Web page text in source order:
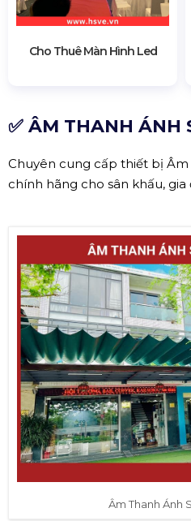
Cho Thuê Màn Hình Led
✅ ÂM THANH ÁNH
Chuyên cung cấp thiết bị
chính hãng cho sân khấu,
Âm Thanh Ánh